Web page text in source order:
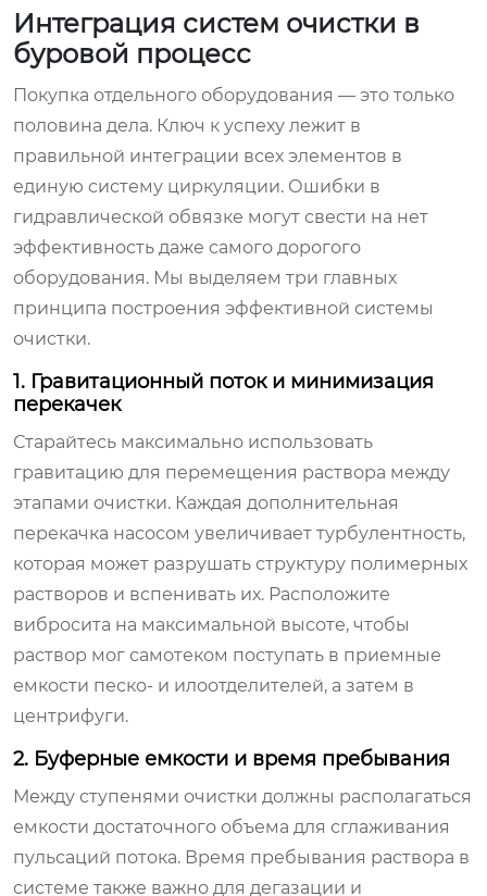
Интеграция систем очистки в
буровой процесс
Покупка отдельного оборудования — это только
половина дела. Ключ к успеху лежит в
правильной интеграции всех элементов в
единую систему циркуляции. Ошибки в
гидравлической обвязке могут свести на нет
эффективность даже самого дорогого
оборудования. Мы выделяем три главных
принципа построения эффективной системы
очистки.
1. Гравитационный поток и минимизация
перекачек
Старайтесь максимально использовать
гравитацию для перемещения раствора между
этапами очистки. Каждая дополнительная
перекачка насосом увеличивает турбулентность,
которая может разрушать структуру полимерных
растворов и вспенивать их. Расположите
вибросита на максимальной высоте, чтобы
раствор мог самотеком поступать в приемные
емкости песко- и илоотделителей, а затем в
центрифуги.
2. Буферные емкости и время пребывания
Между ступенями очистки должны располагаться
емкости достаточного объема для сглаживания
пульсаций потока. Время пребывания раствора в
системе также важно для дегазации и